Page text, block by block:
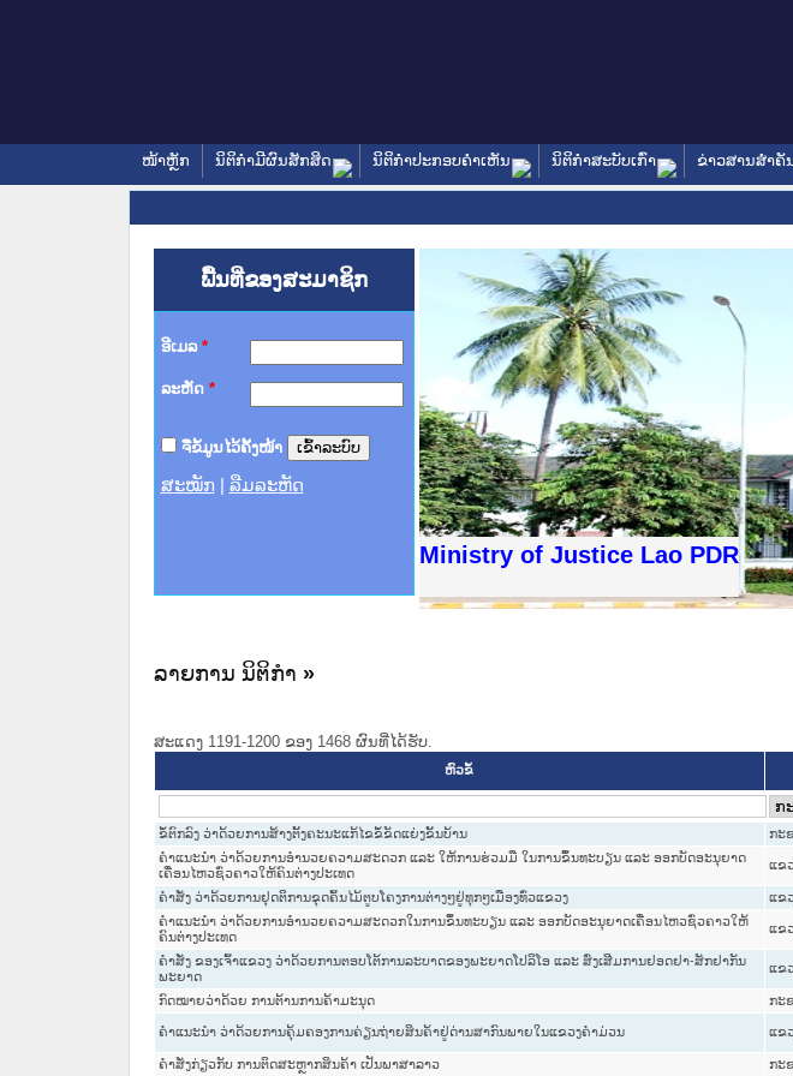
ໜ້າຫຼັກ ນິຕິກໍາມີຜົນສັກສິດ ນິຕິກໍາປະກອບຄໍາເຫັນ ນິຕິກໍາສະບັບເກົ່າ ຂ່າວສານສໍາຄັ
ພື້ນທີ່ຂອງສະມາຊິກ
ອີເມລ *
ລະຫັດ *
ຈື່ຂໍ້ມູນໄວ້ຄັ້ງໜ້າ
ສະໝັກ ລືມລະຫັດ
Ministry of Justice Lao PDR
ານສະພາປະຊາຊົນ ພາກເໜືອ
ທາງລັດຖະການ
ສຳລັບ ພາກກາງ
ສຳລັບ ພາກໃຕ້
ວິທະຍາຄານຕຳຫຼວດປະຊາຊົນ
ວິທະຍາຄານສັນຕິບານປະຊາຊົນ
ຂັ້ນແຂວງພາກເໜືອ
ານສະພາປະຊາຊົນ ພາກກາງ
ລາຍການ ນິຕິກໍາ »
ສະແດງ 1191-1200 ຂອງ 1468 ຜົນທີ່ໄດ້ຮັບ.
ຫົວຂໍ້
ຂໍ້ຕົກລົງ ວ່າດ້ວຍການສ້າງຕັ້ງຄະນະແກ້ໄຂຂໍ້ຂັດແຍ່ງຂັ້ນບ້ານ ກະ
ຄຳແນະນຳ ວ່າດ້ວຍການອຳນວຍຄວາມສະດວກ ແລະ ໃຫ້ການຮ່ວມມື ໃນການຂຶ້ນທະບຽນ ແລະ ອອກບັດອະນຸຍາດ
ເຄື່ອນໄຫວຊົ່ວຄາວໃຫ້ຄົນຕ່າງປະເທດ
ແຂ
ຄຳສັ່ງ ວ່າດ້ວຍການຢຸດຕິການຂຸດຄົ້ນໄມ້ຕູບໂຄງການຕ່າງໆຢູ່ທຸກໆເມືອງທົ່ວແຂວງ ແຂ
ຄຳແນະນຳ ວ່າດ້ວຍການອຳນວຍຄວາມສະດວກໃນການຂຶ້ນທະບຽນ ແລະ ອອກບັດອະນຸຍາດເຄື່ອນໄຫວຊົ່ວຄາວໃຫ້
ຄົນຕ່າງປະເທດ
ແຂ
ຄຳສັ່ງ ຂອງເຈົ້າແຂວງ ວ່າດ້ວຍການຕອບໂຕ້ການລະບາດຂອງພະຍາດໂປລິໂອ ແລະ ສົ່ງເສີມການຢອດຢາ-ສັກຢາກັນ
ພະຍາດ
ແຂ
ກົດໝາຍວ່າດ້ວຍ ການຕ້ານການຄ້າມະນຸດ ກະ
ຄຳແນະນຳ ວ່າດ້ວຍການຄຸ້ມຄອງການຄ່ຽນຖ່າຍສິນຄ້າຢູ່ດ່ານສາກົນພາຍໃນແຂວງຄຳມ່ວນ ແຂ
ຄຳສັ່ງກ່ຽວກັບ ການຕິດສະຫຼາກສິນຄ້າ ເປັນພາສາລາວ ກະ